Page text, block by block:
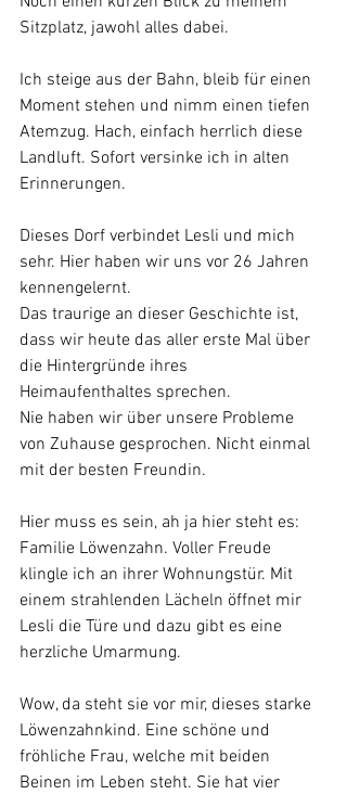
Sitzplatz, jawohl alles dabei.
Ich steige aus der Bahn, bleib für einen
Moment stehen und nimm einen tiefen
Atemzug. Hach, einfach herrlich diese
Landluft. Sofort versinke ich in alten
Erinnerungen.
Dieses Dorf verbindet Lesli und mich
sehr. Hier haben wir uns vor 26 Jahren
kennengelernt.
Das traurige an dieser Geschichte ist,
dass wir heute das aller erste Mal über
die Hintergründe ihres
Heimaufenthaltes sprechen.
Nie haben wir über unsere Probleme
von Zuhause gesprochen. Nicht einmal
mit der besten Freundin.
Hier muss es sein, ah ja hier steht es:
Familie Löwenzahn. Voller Freude
klingle ich an ihrer Wohnungstür. Mit
einem strahlenden Lächeln öffnet mir
Lesli die Türe und dazu gibt es eine
herzliche Umarmung.
Wow, da steht sie vor mir, dieses starke
Löwenzahnkind. Eine schöne und
fröhliche Frau, welche mit beiden
Beinen im Leben steht. Sie hat vier